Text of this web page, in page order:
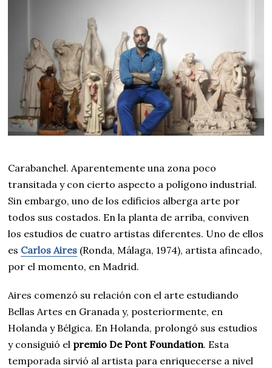
Carabanchel. Aparentemente una zona poco
transitada y con cierto aspecto a polígono industrial.
Sin embargo, uno de los edificios alberga arte por
todos sus costados. En la planta de arriba, conviven
los estudios de cuatro artistas diferentes. Uno de ellos
es Carlos Aires (Ronda, Málaga, 1974), artista afincado,
por el momento, en Madrid.
Aires comenzó su relación con el arte estudiando
Bellas Artes en Granada y, posteriormente, en
Holanda y Bélgica. En Holanda, prolongó sus estudios
y consiguió el premio De Pont Foundation. Esta
temporada sirvió al artista para enriquecerse a nivel